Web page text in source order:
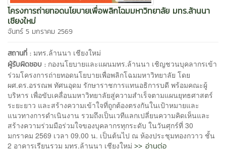
โครงการถ่ายทอดนโยบายเพื่อพลิกโฉมมหาวิทยาลัย มทร.ล้านนา
เชียงใหม่
จันทร์ 5 มกราคม 2569
สถานที่ : มทร.ล้านนา เชียงใหม่
ผู้รับผิดชอบ : กองนโยบายและแผนมทร.ล้านนา เชิญชวนบุคลากรเข้า
ร่วมโครงการถ่ายทอดนโยบายเพื่อพลิกโฉมมหาวิทยาลัย โดย
ผศ.ดร.อรรณพ ทัศนอุดม รักษาราชการแทนอธิการบดี พร้อมคณะผู้
บริหาร เพื่อขับเคลื่อนมหาวิทยาลัยสู่ความสำเร็จตามแผนยุทธศาสตร์
ระยะยาว และสร้างความเข้าใจที่ถูกต้องตรงกันในเป้าหมายและ
แนวทางการดำเนินงาน รวมถึงเป็นเวทีแลกเปลี่ยนความคิดเห็นและ
สร้างความร่วมมือร่วมใจของบุคลากรทุกระดับ ในวันศุกร์ที่ 30
มกราคม 2569 เวลา 09.00 น. เป็นต้นไป ณ ห้องประชุมทองกวาว ชั้น
2 อาคารเรียนรวม มทร.ล้านนา เชียงใหม่ >> อ่านต่อ